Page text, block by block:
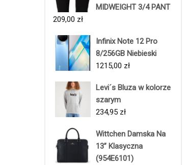
MIDWEIGHT 3/4 PANT
209,00 zł
Infinix Note 12 Pro
8/256GB Niebieski
1215,00 zł
Levi´s Bluza w kolorze
szarym
234,95 zł
Wittchen Damska Na
13’’ Klasyczna
(954E6101)